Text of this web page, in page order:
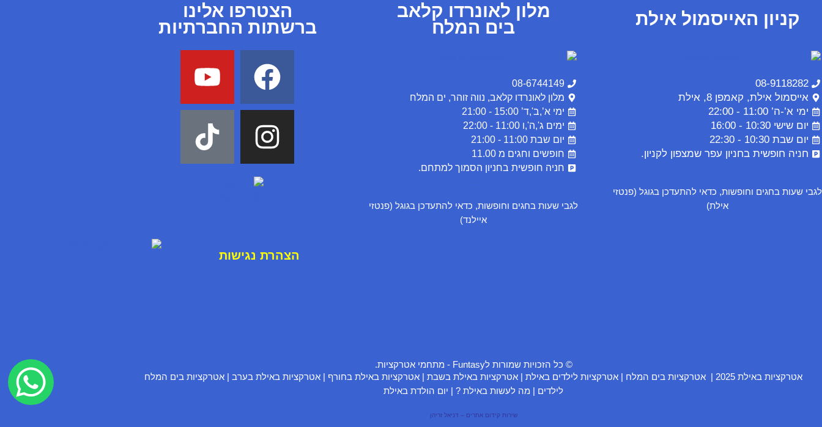
קניון האייסמול אילת
08-9118282
אייסמול אילת, קאמפן 8, אילת
ימי א’-ה’ 11:00 - 22:00
יום שישי 10:30 - 16:00
יום שבת 10:30 - 22:30
חניה חופשית בחניון עפר שמצפון לקניון.
.
לגבי שעות בחגים וחופשות, כדאי להתעדכן בגוגל (פנטזי
אילת)
מלון לאונרדו קלאב
בים המלח
08-6744149
מלון לאונרדו קלאב, נווה זוהר, ים המלח
ימי א’,ב',ד’ 15:00 - 21:00
ימים ג',ה',ו 11:00 - 22:00
יום שבת 11:00 - 21:00
חופשים וחגים מ 11.00
חניה חופשית בחניון הסמוך למתחם.
.
לגבי שעות בחגים וחופשות, כדאי להתעדכן בגוגל (פנטזי
איילנד)
הצטרפו אלינו
ברשתות החברתיות
הצהרת נגישות
© כל הזכויות שמורות לFuntasy - מתחמי אטרקציות.
אטרקציות באילת 2025
אטרקציות בים המלח אטרקציות לילדים באילת אטרקציות באילת בשבת אטרקציות באילת בחורף אטרקציות באילת בערב
אטרקציות בים המלח
לילדים
מה לעשות באילת ? יום הולדת באילת
שירות קידום אתרים – דניאל זריהן